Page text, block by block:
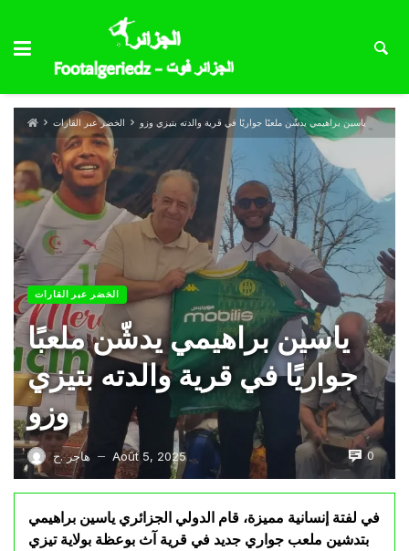
الخضر عبر القارات ياسين براهيمي يدشّن ملعبًا جواريًا في قرية والدته بتيزي وزو
الخضر عبر القارات
ياسين براهيمي يدشّن ملعبًا
جواريًا في قرية والدته بتيزي
وزو
هاجر .ح — Août 5, 2025 0
في لفتة إنسانية مميزة، قام الدولي الجزائري ياسين براهيمي
بتدشين ملعب جواري جديد في قرية آث بوعظة بولاية تيزي